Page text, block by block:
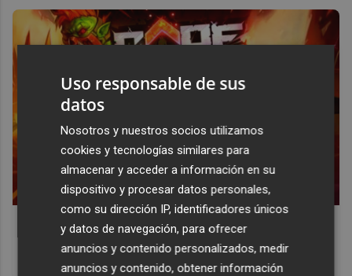
Corepunk MMORPG
Un verdadero MMORPG de la vieja escuela ¡Cómo los de
antes, pero mejor!
Uso responsable de sus
datos
Nosotros y nuestros socios utilizamos
cookies y tecnologías similares para
almacenar y acceder a información en su
dispositivo y procesar datos personales,
como su dirección IP, identificadores únicos
y datos de navegación, para ofrecer
anuncios y contenido personalizados, medir
anuncios y contenido, obtener información